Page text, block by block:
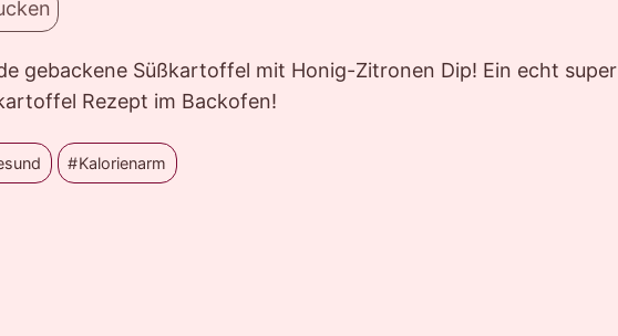
gebackene Süßkartoffel mit Honig-Zitronen Dip! Ein echt super
Rezept im Backofen!
Kalorienarm